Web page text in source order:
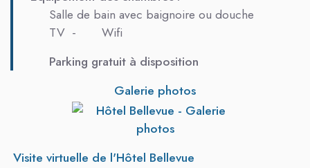
Salle de bain avec baignoire ou douche
TV -
Wifi
Parking gratuit à disposition
Galerie photos
Visite virtuelle de l'Hôtel Bellevue